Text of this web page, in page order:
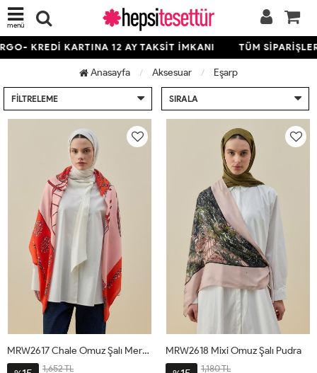
menü
KARTINA 12 AY TAKSİT İMKANI TÜM SİPARİŞLERDE
Anasayfa Aksesuar Eşarp
FILTRELEME SIRALA
MRW2617 Chale Omuz Şalı Mercan
1,652 TL
MRW2618 Mixi Omuz Şalı Pudra
1,180 TL